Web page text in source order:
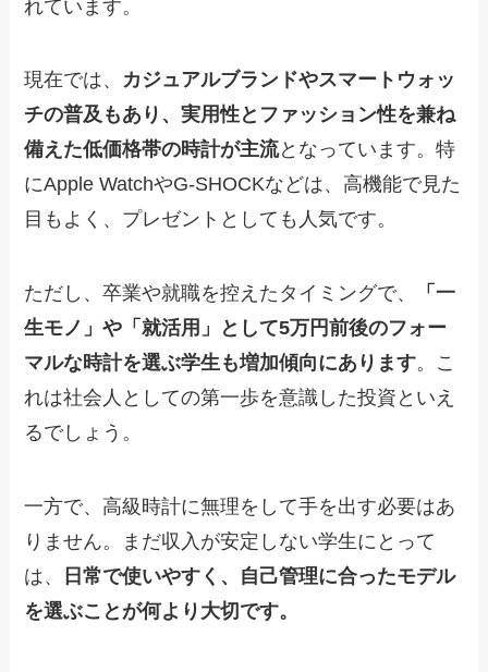
れています。
現在では、 カジュアルブランドやスマートウォッ
チの普及もあり、実用性とファッション性を兼ね
備えた低価格帯の時計が主流となっています。特
にApple WatchやG-SHOCKなどは、高機能で見た
目もよく、プレゼントとしても人気です。
ただし、卒業や就職を控えたタイミングで、
「一
生モノ」や「就活用」として5万円前後のフォー
マルな時計を選ぶ学生も増加傾向にあります。こ
れは社会人としての第一歩を意識した投資といえ
るでしょう。
一方で、高級時計に無理をして手を出す必要はあ
りません。まだ収入が安定しない学生にとって
は、
日常で使いやすく、自己管理に合ったモデル
を選ぶことが何より大切です。